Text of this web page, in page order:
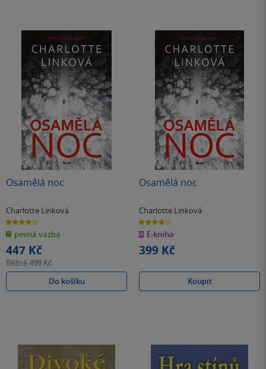
Osamělá noc
Charlotte Linková
4.0
z
5
hvězdiček
pevná vazba
447 Kč
Běžně499 Kč
Do košíku
Osamělá noc
Charlotte Linková
4.0
z
5
hvězdiček
E-kniha
399 Kč
Koupit